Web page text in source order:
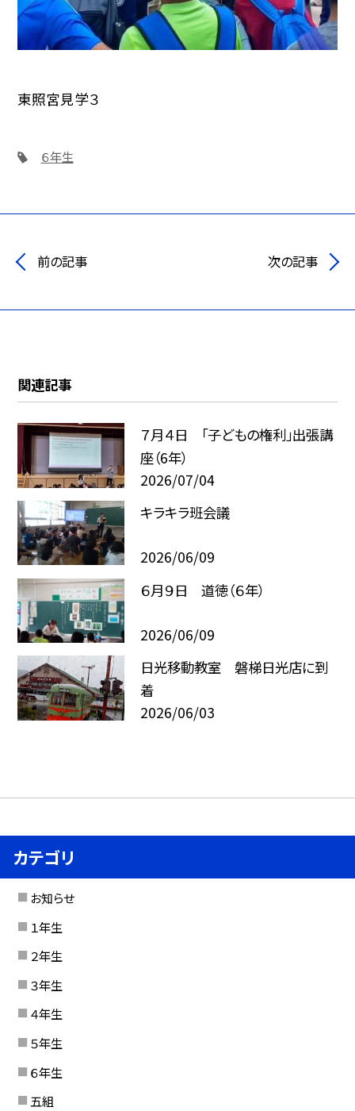
東照宮見学３
６年生
前の記事 次の記事
関連記事
７月４日 「子どもの権利」出張講
座（6年）
2026/07/04
キラキラ班会議
2026/06/09
６月９日 道徳（６年）
2026/06/09
日光移動教室 磐梯日光店に到
着
2026/06/03
カテゴリ
お知らせ
１年生
２年生
３年生
４年生
５年生
６年生
五組